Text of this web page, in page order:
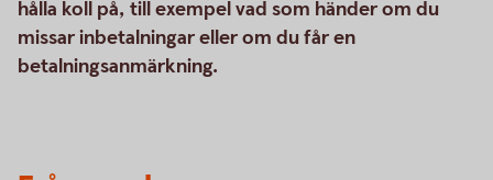
hålla koll på, till exempel vad som händer om du
missar inbetalningar eller om du får en
betalningsanmärkning.